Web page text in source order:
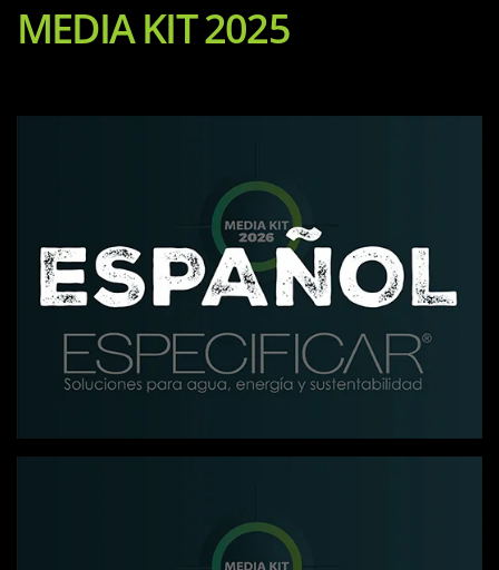
MEDIA KIT 2025